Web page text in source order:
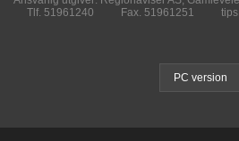
Tlf. 51961240
Fax. 51961251
PC version